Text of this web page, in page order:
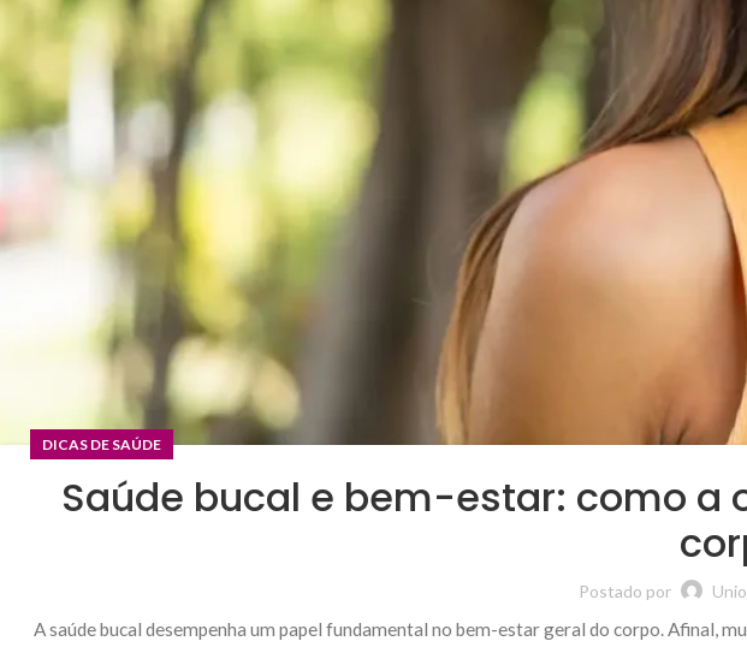
DICAS DE SAÚDE
Saúde bucal e bem-estar: como a
Postado por
A saúde bucal desempenha um papel fundamental no bem-estar geral do corpo. Afinal,